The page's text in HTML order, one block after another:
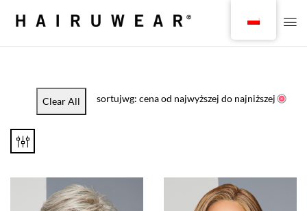
Clear All sortujwg: cena od najwyższej do najniższej